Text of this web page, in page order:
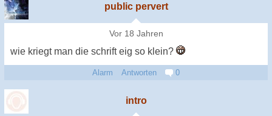
public pervert
Vor 18 Jahren
wie kriegt man die schrift eig so klein?
Alarm Antworten 0
intro